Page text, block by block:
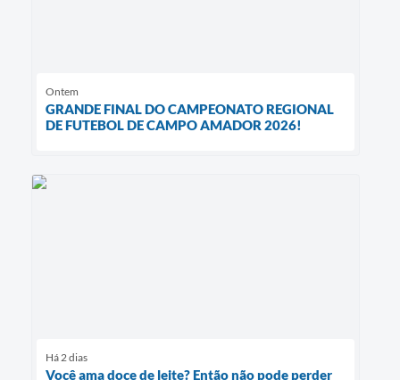
Ontem
GRANDE FINAL DO CAMPEONATO REGIONAL
DE FUTEBOL DE CAMPO AMADOR 2026!
Há 2 dias
Você ama doce de leite? Então não pode perder